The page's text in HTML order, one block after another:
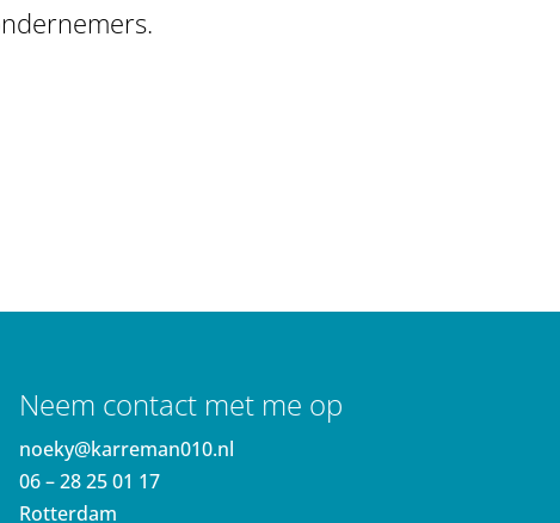
Neem contact met me op
noeky@karreman010.nl
06 – 28 25 01 17
Rotterdam